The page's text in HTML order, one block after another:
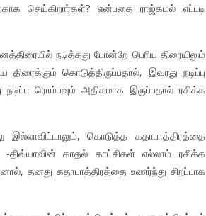
செய்கிறார்கள்? என்பதை ராஜ்கமல் எப்படி
நடித்தது போன்றே பெரிய திரையிலும்
கொடுத்திருப்பதால், இவரது நடிப்பு
ரொம்பவும் அதிகமாக இருப்பதால் ரசிக்க
இல்லாவிட்டாலும், கொடுத்த கதாபாத்திரத்தை
-திவ்யாவின் காதல் காட்சிகள் எல்லாம் ரசிக்க
தனது கதாபாத்திரத்தை உணர்ந்து சிறப்பாக